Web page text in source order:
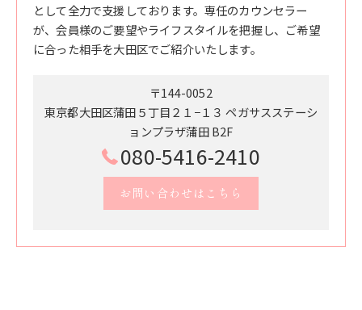
として全力で支援しております。専任のカウンセラー
が、会員様のご要望やライフスタイルを把握し、ご希望
に合った相手を大田区でご紹介いたします。
〒144-0052
東京都大田区蒲田５丁目２１−１３ ペガサスステーシ
ョンプラザ蒲田 B2F
080-5416-2410
お問い合わせはこちら